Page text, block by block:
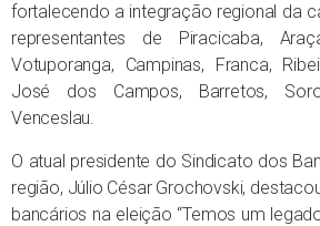
fortalecendo a integração regional da
representantes de Piracicaba,
Votuporanga, Campinas, Franca,
José dos Campos, Barretos,
Venceslau.
O atual presidente do Sindicato dos
região, Júlio César Grochovski,
bancários na eleição “Temos um